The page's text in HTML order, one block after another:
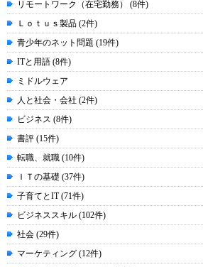
リモートワーク（在宅勤務） (8件)
Ｌｏｔｕｓ製品 (2件)
青少年のネット問題 (19件)
ITと用語 (8件)
ミドルウェア
人と社会・会社 (2件)
ビジネス (8件)
書評 (15件)
転職、就職 (10件)
ＩＴの基礎 (37件)
子育てとIT (71件)
ビジネススキル (102件)
社会 (29件)
マーケティング (12件)